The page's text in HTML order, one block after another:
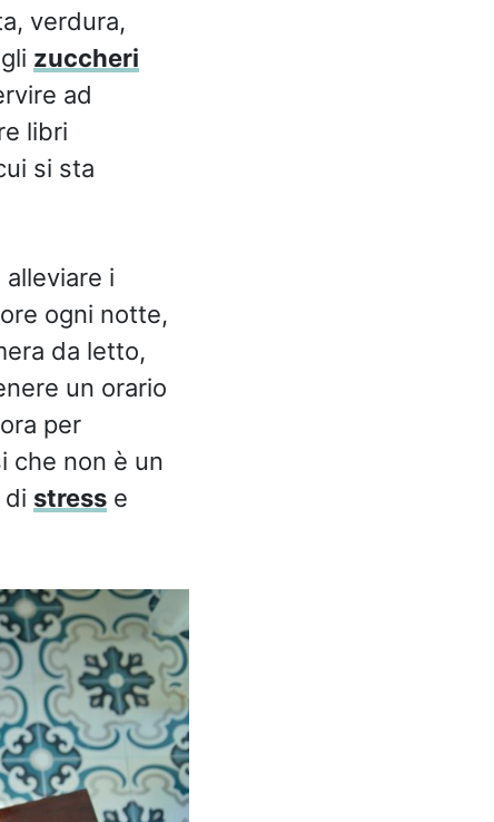
verdura,
zuccheri
ad
libri
si sta
i
ogni notte,
da letto,
un orario
per
che non è un
di stresse